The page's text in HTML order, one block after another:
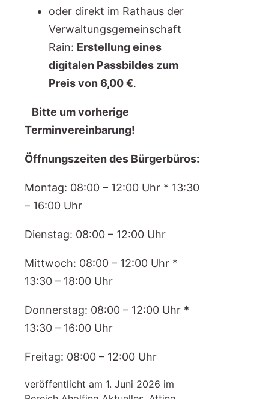
oder direkt im Rathaus der
Verwaltungsgemeinschaft
Rain: Erstellung eines
digitalen Passbildes zum
Preis von 6,00 €.
Bitte um vorherige
Terminvereinbarung!
Öffnungszeiten des Bürgerbüros:
Montag: 08:00 – 12:00 Uhr * 13:30
– 16:00 Uhr
Dienstag: 08:00 – 12:00 Uhr
Mittwoch: 08:00 – 12:00 Uhr *
13:30 – 18:00 Uhr
Donnerstag: 08:00 – 12:00 Uhr *
13:30 – 16:00 Uhr
Freitag: 08:00 – 12:00 Uhr
veröffentlicht am 1. Juni 2026 im